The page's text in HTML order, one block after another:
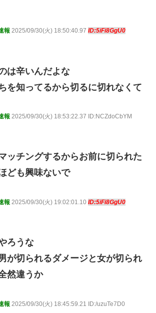
報 2025/09/30(火) 18:50:40.97 ID:5iFi8GgU0
は辛いんだよな
を知ってるから切るに切れなくて
報 2025/09/30(火) 18:53:22.37 ID:NCZdoCbYM
ッチングするからお前に切られた
ども興味ないで
報 2025/09/30(火) 19:02:01.10 ID:5iFi8GgU0
ろうな
が切られるダメージと女が切られ
然違うか
報 2025/09/30(火) 18:45:59.21 ID:/uzuTe7D0